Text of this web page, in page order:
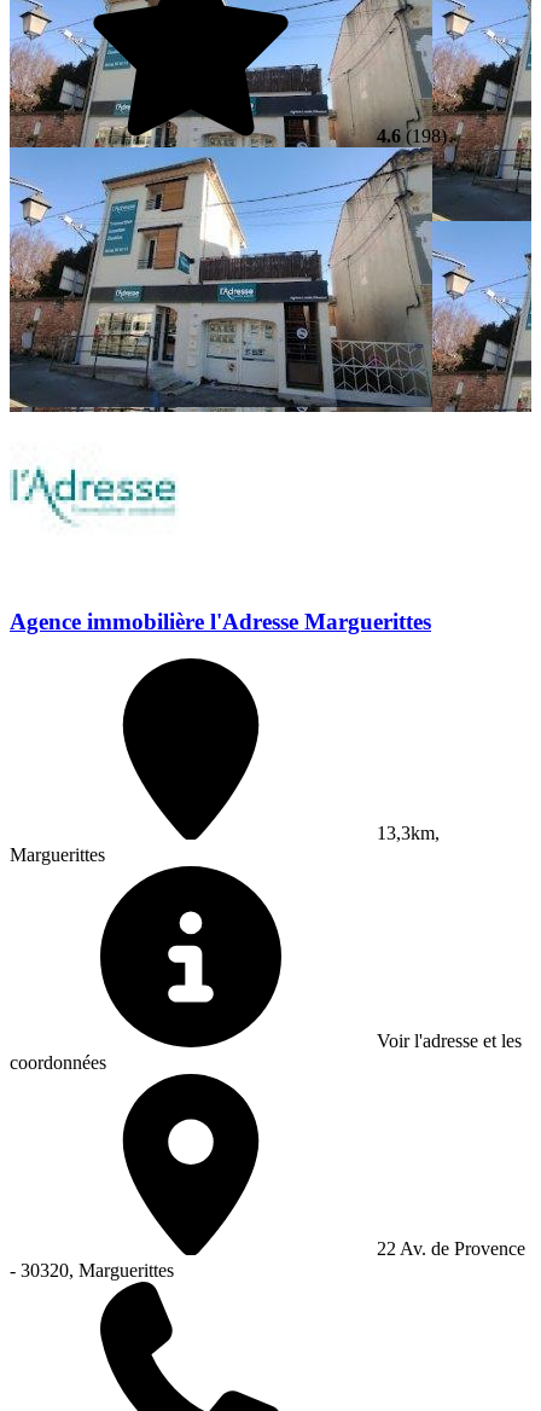
4.6 (198)
Agence immobilière l'Adresse Marguerittes
13,3km,
Marguerittes
Voir l'adresse et les
coordonnées
22 Av. de Provence
- 30320, Marguerittes